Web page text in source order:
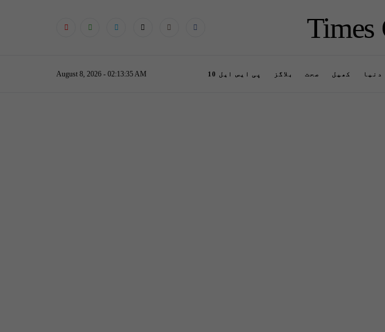
دنیا کھیل صحت بلاگز پی ایس ایل 10 August 8, 2026 - 02:13:36 AM